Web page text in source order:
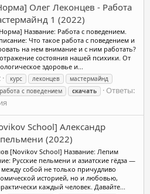
Олег Леконцев - Работа
1 (2022)
Название: Работа с поведением.
Что такое работа с поведением и
на нем внимание и с ним работать?
состояния нашей психики. От
здоровье и...
курс леконцев
мастермайнд
работа с поведением скачать
Ответы:
School] Александр
(2022)
[Novikov School] Название: Лепим
Русские пельмени и азиатские гёдза —
собой не только причудливо
историей, но и любовью,
каждый человек. Давайте...